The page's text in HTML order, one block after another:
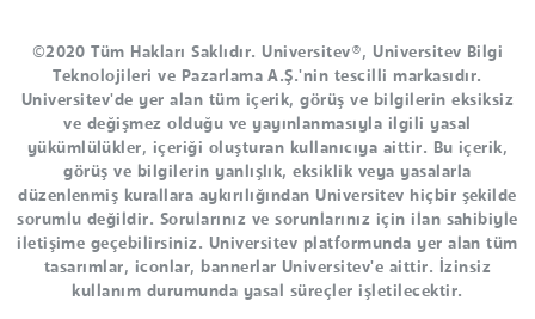
©2020 Tüm Hakları Saklıdır. Universitev®, Universitev Bilgi
Teknolojileri ve Pazarlama A.Ş.'nin tescilli markasıdır.
Universitev'de yer alan tüm içerik, görüş ve bilgilerin eksiksiz
ve değişmez olduğu ve yayınlanmasıyla ilgili yasal
yükümlülükler, içeriği oluşturan kullanıcıya aittir. Bu içerik,
görüş ve bilgilerin yanlışlık, eksiklik veya yasalarla
düzenlenmiş kurallara aykırılığından Universitev hiçbir şekilde
sorumlu değildir. Sorularınız ve sorunlarınız için ilan sahibiyle
iletişime geçebilirsiniz. Universitev platformunda yer alan tüm
tasarımlar, iconlar, bannerlar Universitev'e aittir. İzinsiz
kullanım durumunda yasal süreçler işletilecektir.